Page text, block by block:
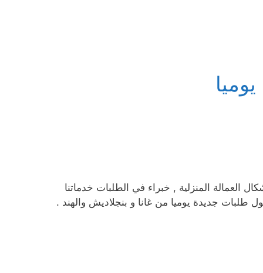
العمالة المنزلية , خبراء في الطلبات خدماتنا
جديدة يوميا من غانا و بنجلاديش والهند .